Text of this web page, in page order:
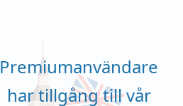
Premiumanvändare
har tillgång till vår